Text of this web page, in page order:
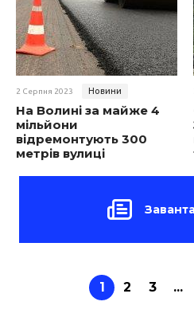
2 Серпня 2023 Новини
На Волині за майже 4
мільйони
відремонтують 300
метрів вулиці
1 2 3 ...